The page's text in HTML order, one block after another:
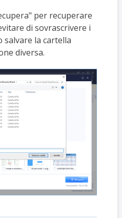
per recuperare
di sovrascrivere i
salvare la cartella
diversa.